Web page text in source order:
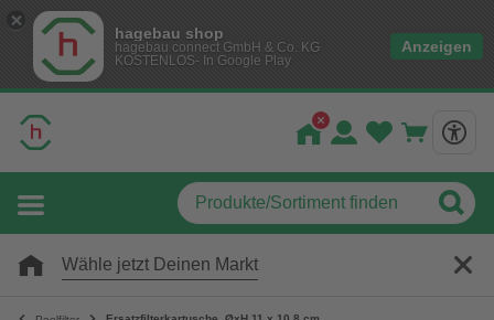
hagebau shop
hagebau connect GmbH & Co. KG
KOSTENLOS- In Google Play
Anzeigen
Wähle jetzt Deinen Markt